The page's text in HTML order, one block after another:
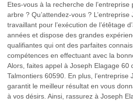
Etes-vous à la recherche de l’entreprise
arbre ? Qu’attendez-vous ?
travaillant pour l’exécution de l’étêtage
années et dispose des grandes
qualifiantes qui ont des parfaites
compétences en effectuant avec la
Alors, faites appel à Joseph Elagage 60
Talmontiers 60590. En plus, l’entreprise
garantit le meilleur résultat en vous
à vos désirs. Ainsi, rassurez à Joseph